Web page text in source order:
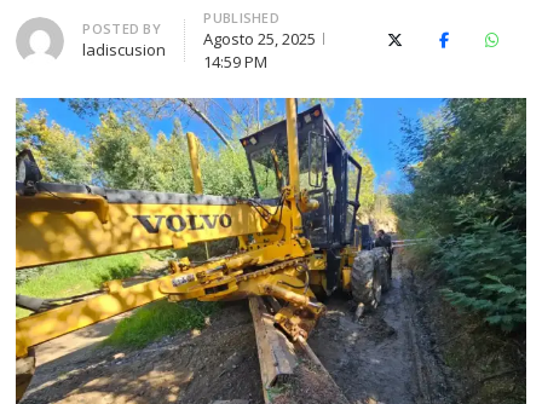
Author
POSTED BY
ladiscusion
PUBLISHED
Agosto 25, 2025
14:59 PM
X (Twitter)Facebook